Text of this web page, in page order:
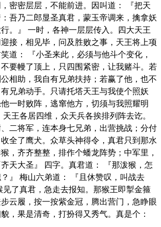
密密层层，不能前进。因叫道： 『把天
吾乃二郎显圣真君，蒙玉帝调来，擒拿妖
。』 一时，各神一层层传入。四大天王
接，相见毕，问及胜败之事，天王将上项
道： 『小圣来此，必须与他斗个变化，
要幔了顶上，只四围紧密，让我赌斗。若
相助，我自有兄弟扶持；若赢了他，也不
兄弟动手。只请托塔天王与我使个照妖
一时败阵，逃窜他方，切须与我照耀明
王各居四维，众天兵各挨排列阵去讫。
二将军，连本身七兄弟，出营挑战；分付
全了鹰犬。众草头神得令，真君只到那水
，齐齐整整，排作个蟠龙阵势；中军里，
天大圣』 四字。真君道： 『那泼猴，怎
』 梅山六弟道： 『且休赞叹，叫战去
见了真君，急走去报知。那猴王即掣金箍
云履，按一按紫金冠，腾出营门，急睁眼
，果是清奇，打扮得又秀气。真是个：